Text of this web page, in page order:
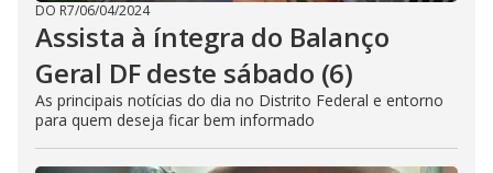
DO R7/06/04/2024
Assista à íntegra do Balanço
Geral DF deste sábado (6)
As principais notícias do dia no Distrito Federal e entorno
para quem deseja ficar bem informado